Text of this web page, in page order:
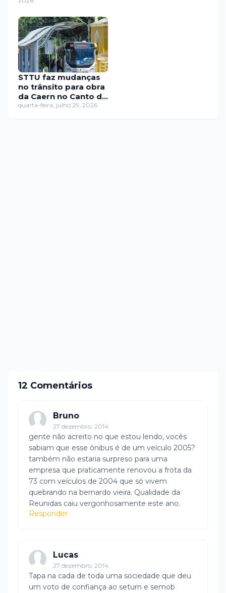
STTU faz mudanças
no trânsito para obra
da Caern no Canto do
Mangue
quarta-feira, julho 29, 2026
12 Comentários
Bruno
27 dezembro, 2014
gente não acreito no que estou lendo, vocês
sabiam que esse ônibus é de um veículo 2005?
também não estaria surpreso para uma
empresa que praticamente renovou a frota da
73 com veículos de 2004 que só vivem
quebrando na bernardo vieira. Qualidade da
Reunidas caiu vergonhosamente este ano.
Responder
Lucas
27 dezembro, 2014
Tapa na cada de toda uma sociedade que deu
um voto de confiança ao seturn e semob